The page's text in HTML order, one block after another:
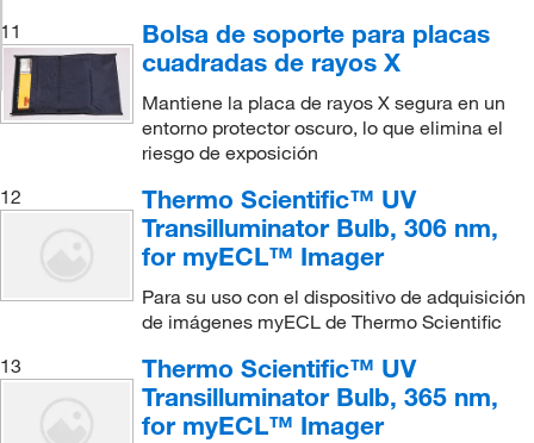
11
Bolsa de soporte para placas
cuadradas de rayos X
Mantiene la placa de rayos X segura en un
entorno protector oscuro, lo que elimina el
riesgo de exposición
12
Thermo Scientific™ UV
Transilluminator Bulb, 306 nm,
for myECL™ Imager
Para su uso con el dispositivo de adquisición
de imágenes myECL de Thermo Scientific
13
Thermo Scientific™ UV
Transilluminator Bulb, 365 nm,
for myECL™ Imager